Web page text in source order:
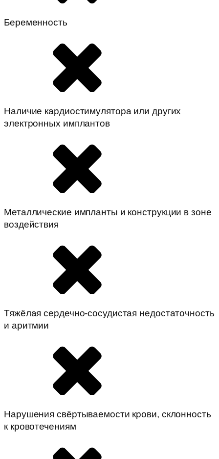
Беременность
Наличие кардиостимулятора или других
электронных имплантов
Металлические импланты и конструкции в зоне
воздействия
Тяжёлая сердечно-сосудистая недостаточность
и аритмии
Нарушения свёртываемости крови, склонность
к кровотечениям